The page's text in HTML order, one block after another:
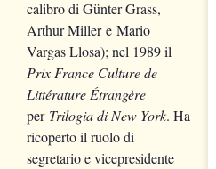
calibro di Günter Grass,
Arthur Miller e Mario
Vargas Llosa); nel 1989 il
Prix France Culture de
Littérature Étrangère
per Trilogia di New York. Ha
ricoperto il ruolo di
segretario e vicepresidente